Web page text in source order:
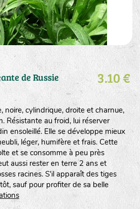
de Russie 3.10 €
noire, cylindrique, droite et charnue,
Résistante au froid, lui réserver
ensoleillé. Elle se développe mieux
léger, humifère et frais. Cette
et se consomme à peu près
aussi rester en terre 2 ans et
racines. S'il apparaît des tiges
sauf pour profiter de sa belle